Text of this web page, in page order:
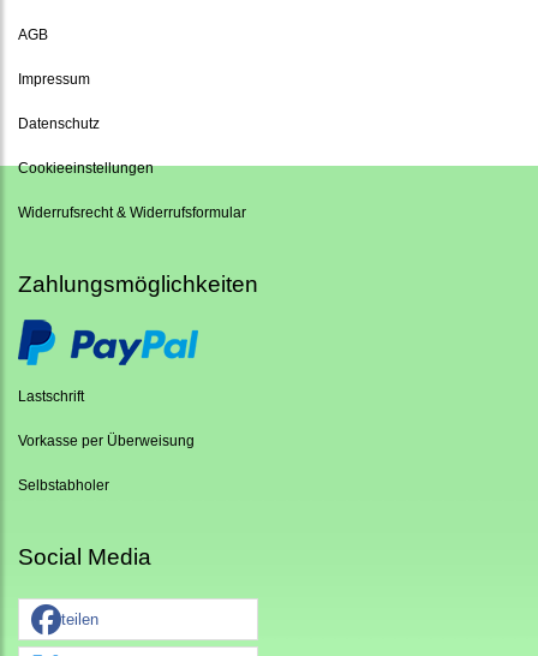
AGB
Impressum
Datenschutz
Cookieeinstellungen
Widerrufsrecht & Widerrufsformular
Zahlungsmöglichkeiten
Lastschrift
Vorkasse per Überweisung
Selbstabholer
Social Media
teilen